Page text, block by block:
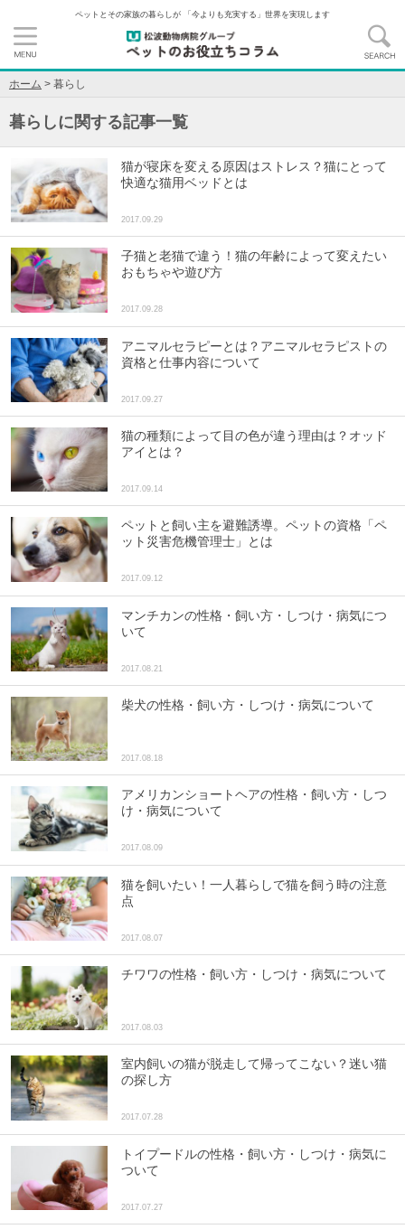
ペットとその家族の暮らしが 「今よりも充実する」世界を実現します
ホーム > 暮らし
暮らしに関する記事一覧
猫が寝床を変える原因はストレス？猫にとって
快適な猫用ベッドとは
2017.09.29
子猫と老猫で違う！猫の年齢によって変えたい
おもちゃや遊び方
2017.09.28
アニマルセラピーとは？アニマルセラピストの
資格と仕事内容について
2017.09.27
猫の種類によって目の色が違う理由は？オッド
アイとは？
2017.09.14
ペットと飼い主を避難誘導。ペットの資格「ペ
ット災害危機管理士」とは
2017.09.12
マンチカンの性格・飼い方・しつけ・病気につ
いて
2017.08.21
柴犬の性格・飼い方・しつけ・病気について
2017.08.18
アメリカンショートヘアの性格・飼い方・しつ
け・病気について
2017.08.09
猫を飼いたい！一人暮らしで猫を飼う時の注意
点
2017.08.07
チワワの性格・飼い方・しつけ・病気について
2017.08.03
室内飼いの猫が脱走して帰ってこない？迷い猫
の探し方
2017.07.28
トイプードルの性格・飼い方・しつけ・病気に
ついて
2017.07.27